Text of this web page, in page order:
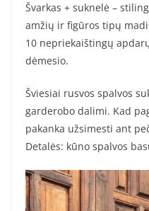
Švarkas + suknelė –
amžių ir figūros tipų
10 nepriekaištingų
dėmesio.
Šviesiai rusvos spalvos
garderobo dalimi. Kad
pakanka užsimesti ant
Detalės: kūno spalvos